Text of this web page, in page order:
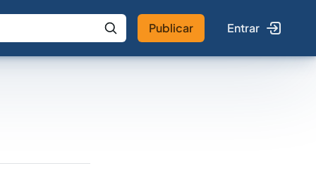
IA Buscar no Jus
Publicar Entrar